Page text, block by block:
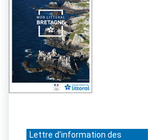
Lettre d'information des